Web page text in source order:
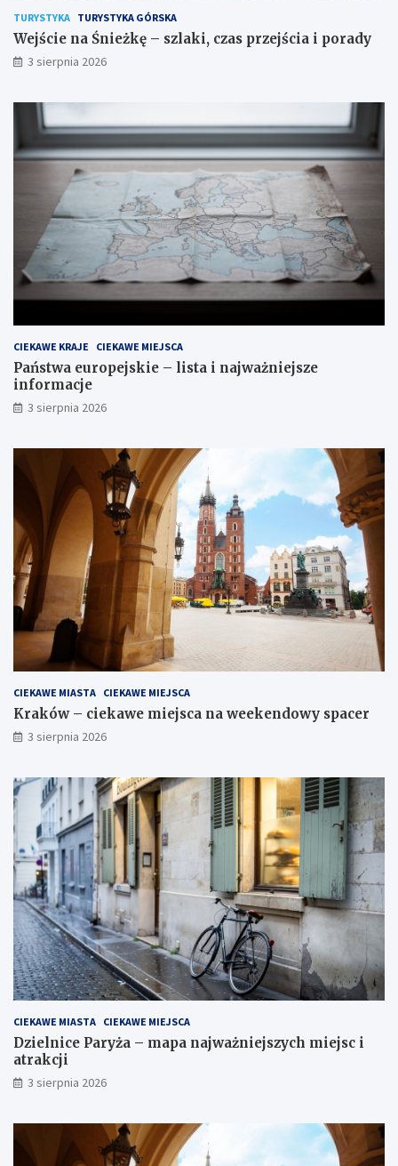
TURYSTYKA TURYSTYKA GÓRSKA
Wejście na Śnieżkę – szlaki, czas przejścia i porady
3 sierpnia 2026
CIEKAWE KRAJE CIEKAWE MIEJSCA
Państwa europejskie – lista i najważniejsze
informacje
3 sierpnia 2026
CIEKAWE MIASTA CIEKAWE MIEJSCA
Kraków – ciekawe miejsca na weekendowy spacer
3 sierpnia 2026
CIEKAWE MIASTA CIEKAWE MIEJSCA
Dzielnice Paryża – mapa najważniejszych miejsc i
atrakcji
3 sierpnia 2026